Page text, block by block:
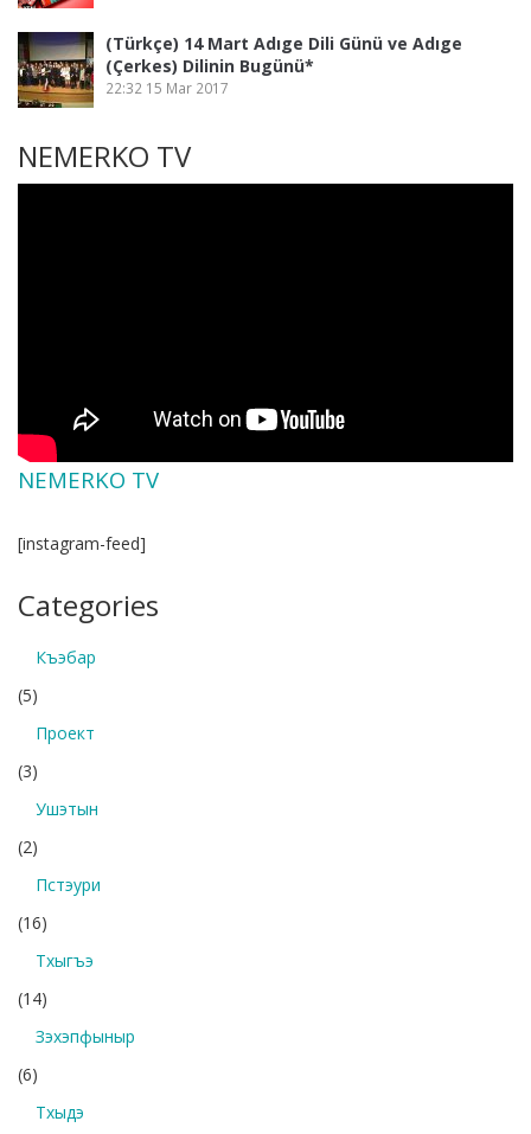
(Türkçe) 14 Mart Adıge Dili Günü ve Adıge
(Çerkes) Dilinin Bugünü*
22:32 15 Mar 2017
NEMERKO TV
NEMERKO TV
[instagram-feed]
Categories
Къэбар
(5)
Проект
(3)
Ушэтын
(2)
Пстэури
(16)
Тхыгъэ
(14)
Зэхэпфыныр
(6)
Тхыдэ